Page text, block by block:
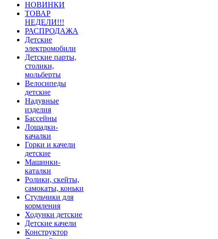
НОВИНКИ
ТОВАР
НЕДЕЛИ!!!
РАСПРОДАЖА
Детские
электромобили
Детские парты,
столики,
мольберты
Велосипеды
детские
Надувные
изделия
Бассейны
Лошадки-
качалки
Горки и качели
детские
Машинки-
каталки
Ролики, скейты,
самокаты, коньки
Стульчики для
кормления
Ходунки детские
Детские качели
Конструктор